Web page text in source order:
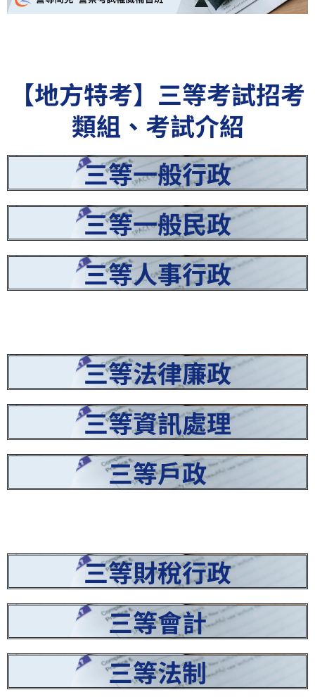
【地方特考】三等考試招考
類組、考試介紹
三等一般行政
三等一般民政
三等人事行政
三等法律廉政
三等資訊處理
三等戶政
三等財稅行政
三等會計
三等法制